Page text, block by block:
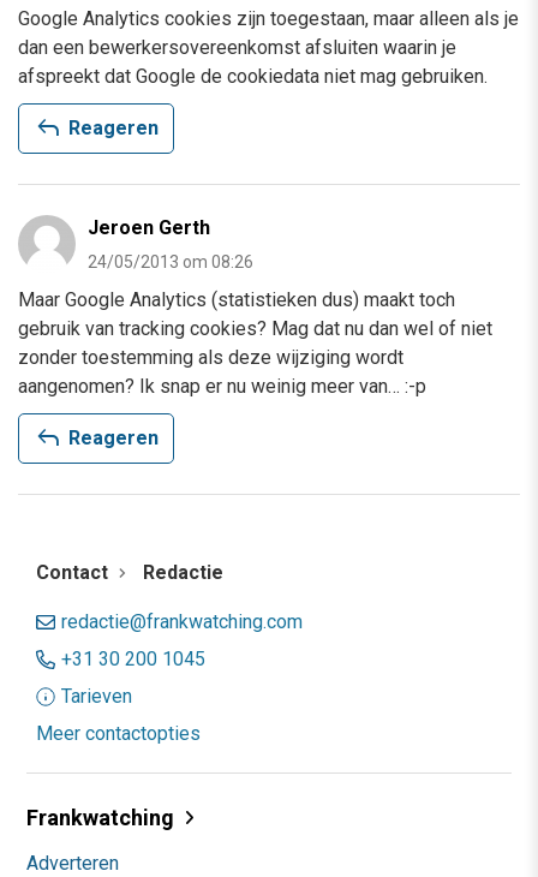
Google Analytics cookies zijn toegestaan, maar alleen als je
dan een bewerkersovereenkomst afsluiten waarin je
afspreekt dat Google de cookiedata niet mag gebruiken.
reply Reageren
Jeroen Gerth
24/05/2013 om 08:26
Maar Google Analytics (statistieken dus) maakt toch
gebruik van tracking cookies? Mag dat nu dan wel of niet
zonder toestemming als deze wijziging wordt
aangenomen? Ik snap er nu weinig meer van… :-p
reply Reageren
Contact Redactie
redactie@frankwatching.com
+31 30 200 1045
Tarieven
Meer contactopties
Frankwatching
Adverteren